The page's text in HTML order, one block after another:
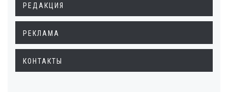
РЕДАКЦИЯ
РЕКЛАМА
КОНТАКТЫ